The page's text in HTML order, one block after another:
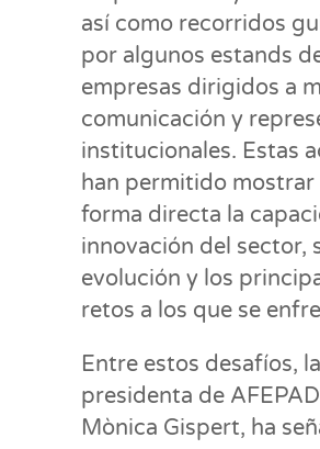
así como recorridos
por algunos estands
empresas dirigidos a
comunicación y
institucionales. Estas
han permitido mostrar
forma directa la
innovación del sector,
evolución y los
retos a los que se
Entre estos desafíos, la
presidenta de
Mònica Gispert, ha